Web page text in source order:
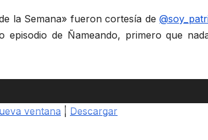
la Semana» fueron cortesía de
episodio de Ñameando, primero que
ventana | Descargar